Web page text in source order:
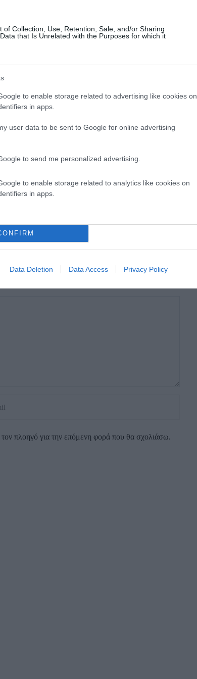
of Collection, Use, Retention, Sale, and/or Sharing
that Is Unrelated with the Purposes for which it
to enable storage related to advertising like cookies on
in apps.
user data to be sent to Google for online advertising
to send me personalized advertising.
to enable storage related to analytics like cookies on
in apps.
Data Deletion Data Access Privacy Policy
Μπατσί ? Υποχρεώνονται οι ιδιοκτήτες να δηλώσουν
ξερά χόρτα και κλαδιά ?
και κατανοητό λόγο ( και όχι αντιγράφοντας το
υπόθεση ?
πλοηγό για την επόμενη φορά που θα σχολιάσω.